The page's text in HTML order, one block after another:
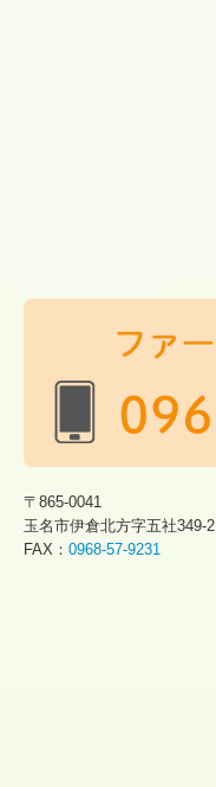
〒865-0041
玉名市伊倉北方字五社349-2
FAX： 0968-57-9231